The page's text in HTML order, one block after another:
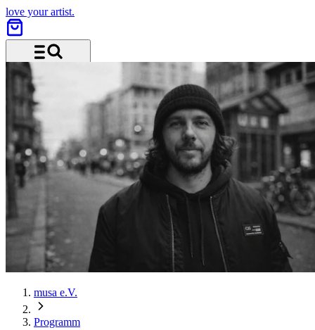
love your artist.
Menü und Suche
musa e.V.
Programm